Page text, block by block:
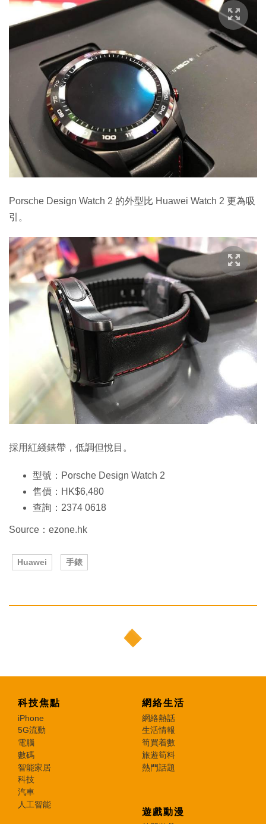
Porsche Design Watch 2 的外型比 Huawei Watch 2 更為吸
引。
採用紅綫錶帶，低調但悅目。
型號：Porsche Design Watch 2
售價：HK$6,480
查詢：2374 0618
Source：ezone.hk
Huawei 手錶
科技焦點
iPhone
5G流動
電腦
數碼
智能家居
科技
汽車
人工智能
網絡生活
網絡熱話
生活情報
筍買着數
旅遊筍料
熱門話題
遊戲動漫